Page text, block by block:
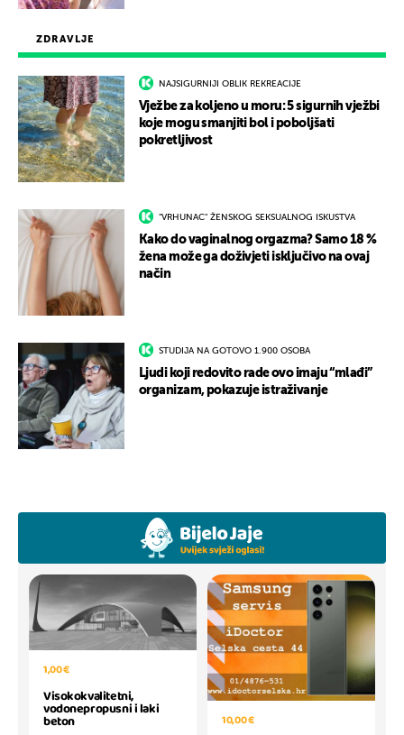
ZDRAVLJE
NAJSIGURNIJI OBLIK REKREACIJE
Vježbe za koljeno u moru: 5 sigurnih vježbi
koje mogu smanjiti bol i poboljšati
pokretljivost
"VRHUNAC" ŽENSKOG SEKSUALNOG ISKUSTVA
Kako do vaginalnog orgazma? Samo 18 %
žena može ga doživjeti isključivo na ovaj
način
STUDIJA NA GOTOVO 1.900 OSOBA
Ljudi koji redovito rade ovo imaju “mlađi”
organizam, pokazuje istraživanje
1,00 €
Visokokvalitetni,
vodonepropusni i laki
beton 10,00 €